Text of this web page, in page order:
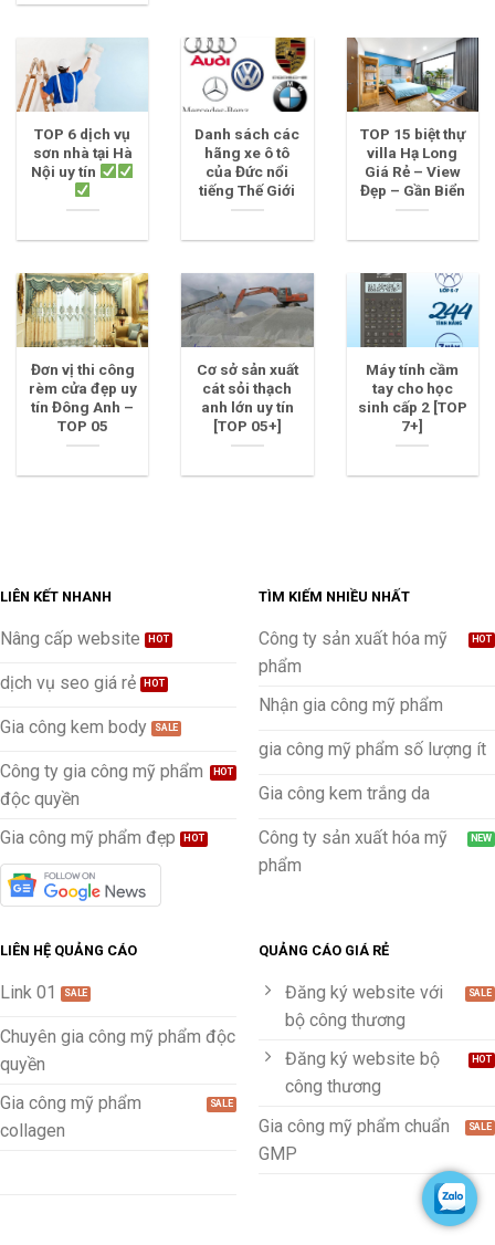
TOP 6 dịch vụ
sơn nhà tại Hà
Nội uy tín
Danh sách các
hãng xe ô tô
của Đức nổi
tiếng Thế Giới
TOP 15 biệt thự
villa Hạ Long
Giá Rẻ – View
Đẹp – Gần Biển
Đơn vị thi công
rèm cửa đẹp uy
tín Đông Anh –
TOP 05
Cơ sở sản xuất
cát sỏi thạch
anh lớn uy tín
[TOP 05+]
Máy tính cầm
tay cho học
sinh cấp 2 [TOP
7+]
LIÊN KẾT NHANH
Nâng cấp website
dịch vụ seo giá rẻ
Gia công kem body
Công ty gia công mỹ phẩm
độc quyền
Gia công mỹ phẩm đẹp
TÌM KIẾM NHIỀU NHẤT
Công ty sản xuất hóa mỹ
phẩm
Nhận gia công mỹ phẩm
gia công mỹ phẩm số lượng ít
Gia công kem trắng da
Công ty sản xuất hóa mỹ
phẩm
LIÊN HỆ QUẢNG CÁO
Link 01
Chuyên gia công mỹ phẩm độc
quyền
Gia công mỹ phẩm
collagen
QUẢNG CÁO GIÁ RẺ
Đăng ký website với
bộ công thương
Đăng ký website bộ
công thương
Gia công mỹ phẩm chuẩn
GMP